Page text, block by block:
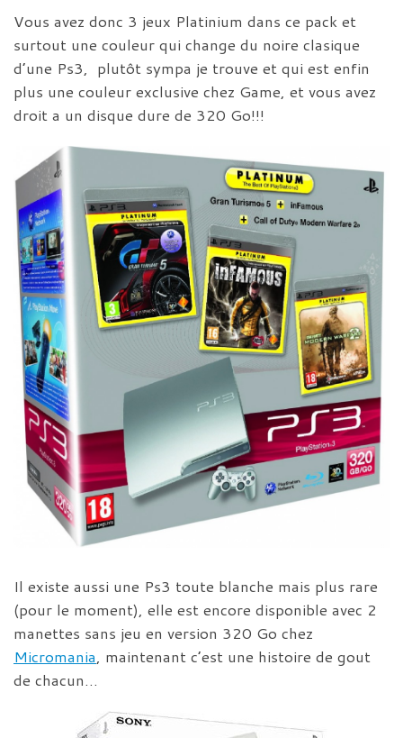
Vous avez donc 3 jeux Platinium dans ce pack et
surtout une couleur qui change du noire clasique
d’une Ps3, plutôt sympa je trouve et qui est enfin
plus une couleur exclusive chez Game, et vous avez
droit a un disque dure de 320 Go!!!
Il existe aussi une Ps3 toute blanche mais plus rare
(pour le moment), elle est encore disponible avec 2
manettes sans jeu en version 320 Go chez
Micromania, maintenant c’est une histoire de gout
de chacun…